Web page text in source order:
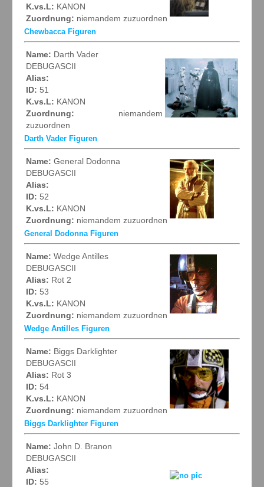
K.vs.L: KANON
Zuordnung: niemandem zuzuordnen
Chewbacca Figuren
Name: Darth Vader
DEBUGASCII
Alias:
ID: 51
K.vs.L: KANON
Zuordnung: niemandem
zuzuordnen
Darth Vader Figuren
Name: General Dodonna
DEBUGASCII
Alias:
ID: 52
K.vs.L: KANON
Zuordnung: niemandem zuzuordnen
General Dodonna Figuren
Name: Wedge Antilles
DEBUGASCII
Alias: Rot 2
ID: 53
K.vs.L: KANON
Zuordnung: niemandem zuzuordnen
Wedge Antilles Figuren
Name: Biggs Darklighter
DEBUGASCII
Alias: Rot 3
ID: 54
K.vs.L: KANON
Zuordnung: niemandem zuzuordnen
Biggs Darklighter Figuren
Name: John D. Branon
DEBUGASCII
Alias:
ID: 55